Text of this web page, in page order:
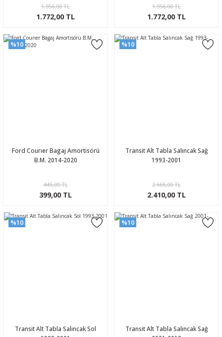
1.956,00 TL
1.772,00 TL
1.956,00 TL
1.772,00 TL
%10
Ford Courıer Bagaj Amortisörü
B.M. 2014-2020
445,00 TL
399,00 TL
%10
Transit Alt Tabla Salıncak Sağ
1993-2001
2.665,00 TL
2.410,00 TL
%10
Transit Alt Tabla Salıncak Sol
%10
Transit Alt Tabla Salıncak Sağ